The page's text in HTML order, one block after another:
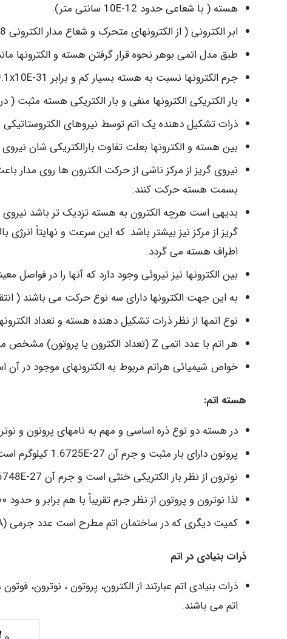
هسته ( با شعاعی حدود 12-10E سانتی متر).
ابر الکترونی ( از الکترونهای متحرک و شعاع مدار الکترونی 8-10E سانتی متر).
طبق مدل اتمی بوهر نحوه قرار گرفتن هسته و الکترونها
جرم الکترونها نسبت به هسته بسیار کم و برابر 31-9.1x10E (تقریباً می توان گفت تمام جرم اتم در هسته متمرکز است).
بار الکتریکی الکترونها منفی و بار الکتریکی هسته مثبت
ذرات تشکیل دهنده یک اتم توسط نیروهای
بین هسته و الکترونها بعلت تفاوت بارالکتریکی شان
نیروی گریز از مرکز ناشی از حرکت الکترون ها روی مدار
بسمت هسته حرکت کنند.
بدیهی است هرچه الکترون به هسته تزدیک تر باشد نیروی
گریز از مرکز نیز بیشتر باشد. که این سرعت و نهایتاً
اطراف هسته می گردد.
بین الکترونها نیز نیروئی وجود دارد که آنها را در
به این جهت الکترونها دارای سه نوع حرکت می باشند (
نوع اتمها از نظر ذرات تشکیل دهنده هسته و تعداد
هر اتم با عدد اتمی Z (تعداد الکترون یا پروتون) مشخص می شود.
خواص شیمیائی هراتم مربوط به الکترونهای موجود در آن
هسته اتم:
در هسته دو توع ذره اساسی و مهم به نامهای پروتون و
پروتون دارای بار مثبت و جرم آن 27-1.6725E کیلوگرم است.
نوترون از نظر بار الکتریکی خنثی است و جرم آن 27-1.6748E کیلوگرم است.
لذا نوترون و پروتون از نظر جرم تقریباً با هم برابر و حدود ۱۹۰۰ برابر جرم الکترون است.
کمیت دیگری که در ساختمان اتم مطرح است عدد جرمی (A) است که مجموع پروتونها و نوترونهای هسته است.
ذرات بنیادی در اتم
اتم می باشند.